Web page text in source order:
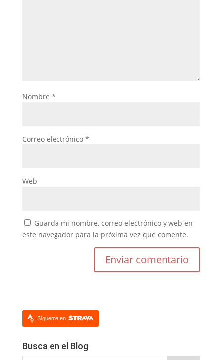
Nombre *
Correo electrónico *
Web
Guarda mi nombre, correo electrónico y web en
este navegador para la próxima vez que comente.
Sígueme en
Busca en el Blog